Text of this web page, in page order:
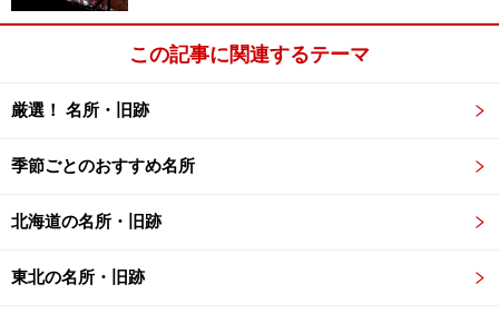
この記事に関連するテーマ
厳選！ 名所・旧跡
季節ごとのおすすめ名所
北海道の名所・旧跡
東北の名所・旧跡